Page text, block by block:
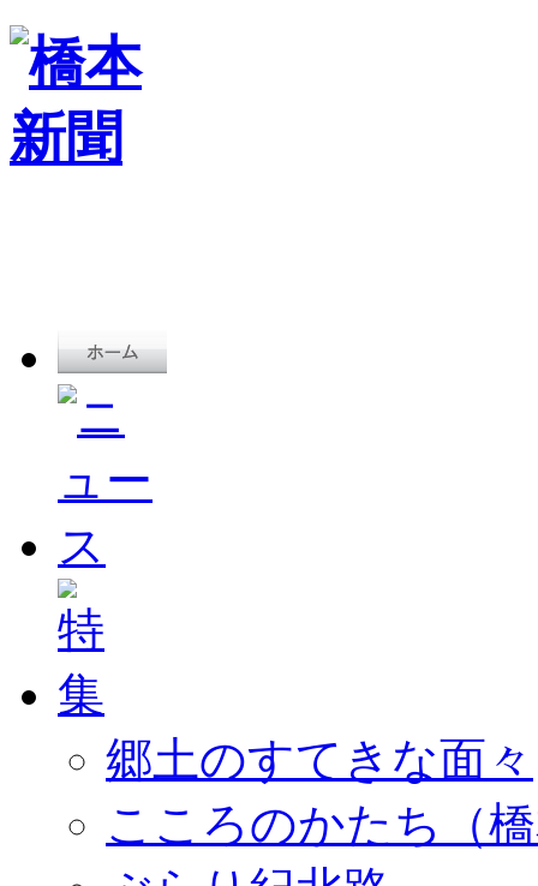
郷土のすてきな面々
こころのかたち（